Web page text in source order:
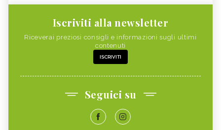
Iscriviti alla newsletter
Riceverai preziosi consigli e informazioni sugli ultimi
contenuti
ISCRIVITI
Seguici su